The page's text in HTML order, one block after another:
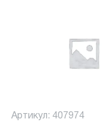
Артикул: 407974